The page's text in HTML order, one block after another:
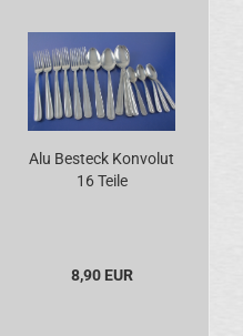
Alu Besteck Konvolut
16 Teile
8,90 EUR